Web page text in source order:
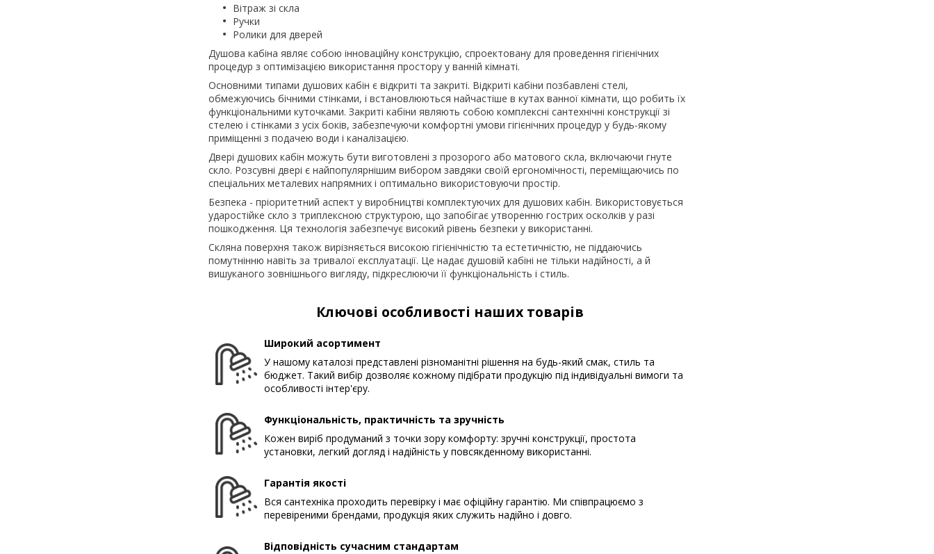
Вітраж зі скла
Ручки
Ролики для дверей
Душова кабіна являє собою інноваційну конструкцію, спроектовану для проведення гігієнічних
процедур з оптимізацією використання простору у ванній кімнаті.
Основними типами душових кабін є відкриті та закриті. Відкриті кабіни позбавлені стелі,
обмежуючись бічними стінками, і встановлюються найчастіше в кутах ванної кімнати, що робить їх
функціональними куточками. Закриті кабіни являють собою комплексні сантехнічні конструкції зі
стелею і стінками з усіх боків, забезпечуючи комфортні умови гігієнічних процедур у будь-якому
приміщенні з подачею води і каналізацією.
Двері душових кабін можуть бути виготовлені з прозорого або матового скла, включаючи гнуте
скло. Розсувні двері є найпопулярнішим вибором завдяки своїй ергономічності, переміщаючись по
спеціальних металевих напрямних і оптимально використовуючи простір.
Безпека - пріоритетний аспект у виробництві комплектуючих для душових кабін. Використовується
ударостійке скло з триплексною структурою, що запобігає утворенню гострих осколків у разі
пошкодження. Ця технологія забезпечує високий рівень безпеки у використанні.
Скляна поверхня також вирізняється високою гігієнічністю та естетичністю, не піддаючись
помутнінню навіть за тривалої експлуатації. Це надає душовій кабіні не тільки надійності, а й
вишуканого зовнішнього вигляду, підкреслюючи її функціональність і стиль.
Ключові особливості наших товарів
Широкий асортимент
У нашому каталозі представлені різноманітні рішення на будь-який смак, стиль та
бюджет. Такий вибір дозволяє кожному підібрати продукцію під індивідуальні вимоги та
особливості інтер'єру.
Функціональність, практичність та зручність
Кожен виріб продуманий з точки зору комфорту: зручні конструкції, простота
установки, легкий догляд і надійність у повсякденному використанні.
Гарантія якості
Вся сантехніка проходить перевірку і має офіційну гарантію. Ми співпрацюємо з
перевіреними брендами, продукція яких служить надійно і довго.
Відповідність сучасним стандартам